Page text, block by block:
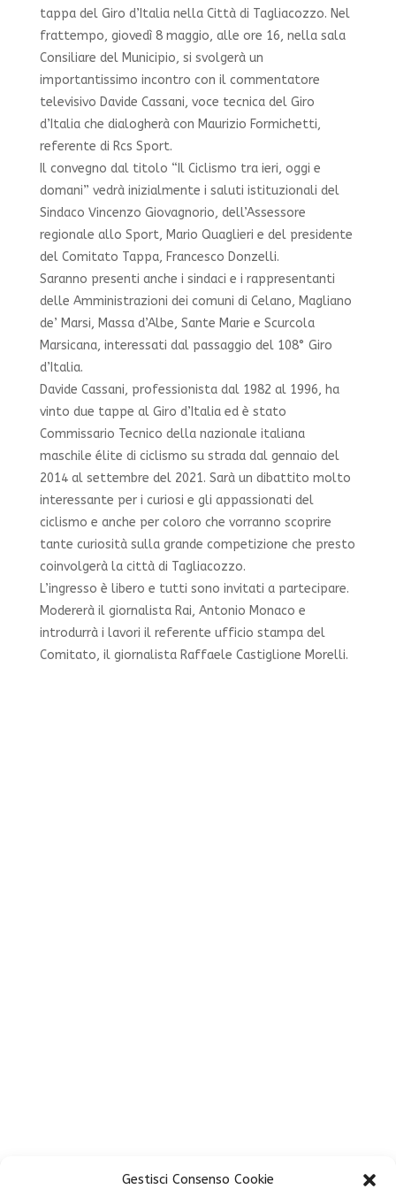
Gestisci Consenso Cookie
tappa del Giro d’Italia nella Città di Tagliacozzo. Nel
frattempo, giovedì 8 maggio, alle ore 16, nella sala
Consiliare del Municipio, si svolgerà un
importantissimo incontro con il commentatore
televisivo Davide Cassani, voce tecnica del Giro
d’Italia che dialogherà con Maurizio Formichetti,
referente di Rcs Sport.
Il convegno dal titolo “Il Ciclismo tra ieri, oggi e
domani” vedrà inizialmente i saluti istituzionali del
Sindaco Vincenzo Giovagnorio, dell’Assessore
regionale allo Sport, Mario Quaglieri e del presidente
del Comitato Tappa, Francesco Donzelli.
Saranno presenti anche i sindaci e i rappresentanti
delle Amministrazioni dei comuni di Celano, Magliano
de’ Marsi, Massa d’Albe, Sante Marie e Scurcola
Marsicana, interessati dal passaggio del 108° Giro
d’Italia.
Davide Cassani, professionista dal 1982 al 1996, ha
vinto due tappe al Giro d’Italia ed è stato
Commissario Tecnico della nazionale italiana
maschile élite di ciclismo su strada dal gennaio del
2014 al settembre del 2021. Sarà un dibattito molto
interessante per i curiosi e gli appassionati del
ciclismo e anche per coloro che vorranno scoprire
tante curiosità sulla grande competizione che presto
coinvolgerà la città di Tagliacozzo.
L’ingresso è libero e tutti sono invitati a partecipare.
Modererà il giornalista Rai, Antonio Monaco e
introdurrà i lavori il referente ufficio stampa del
Comitato, il giornalista Raffaele Castiglione Morelli.